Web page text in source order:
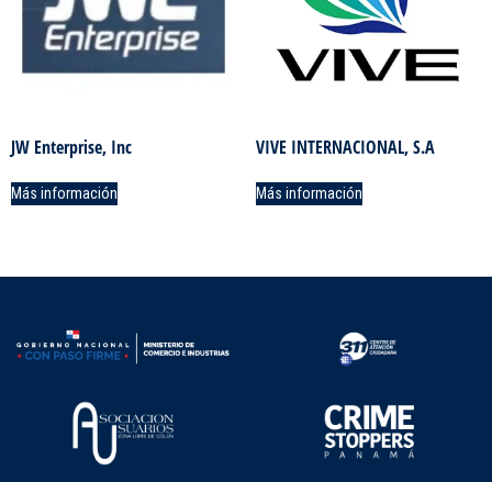
JW Enterprise, Inc
Más información
VIVE INTERNACIONAL, S.A
Más información